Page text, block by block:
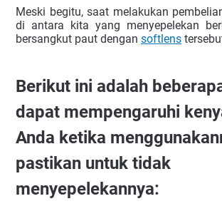
Meski begitu, saat melakukan
di antara kita yang menyepelekan
bersangkut paut dengan softlens
Berikut ini adalah
dapat mempengaruhi
Anda ketika
pastikan untuk tidak
menyepelekannya: